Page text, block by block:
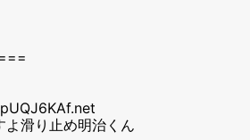
滑り止め明治くん